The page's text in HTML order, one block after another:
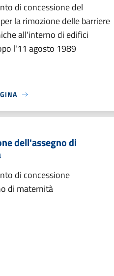
di concessione del
la rimozione delle barriere
all'interno di edifici
l'11 agosto 1989
dell'assegno di
di concessione
di maternità